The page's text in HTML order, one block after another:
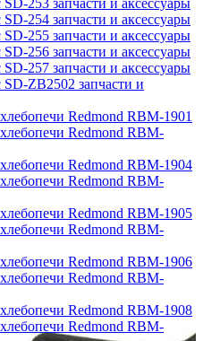
SD-253 запчасти и аксессуары
SD-254 запчасти и аксессуары
SD-255 запчасти и аксессуары
SD-256 запчасти и аксессуары
SD-257 запчасти и аксессуары
SD-ZB2502 запчасти и
Redmond RBM-1901
Redmond RBM-
Redmond RBM-1904
Redmond RBM-
Redmond RBM-1905
Redmond RBM-
Redmond RBM-1906
Redmond RBM-
Redmond RBM-1908
Redmond RBM-